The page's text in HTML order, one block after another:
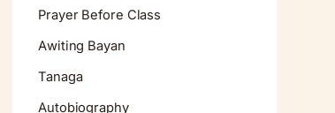
Prayer Before Class
Awiting Bayan
Tanaga
Autobiography